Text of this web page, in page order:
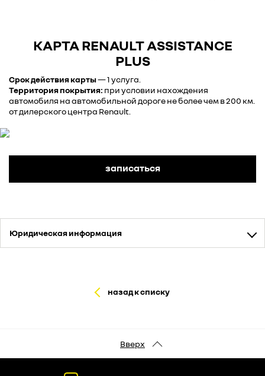
КАРТА RENAULT ASSISTANCE
PLUS
Срок действия карты— 1 услуга.
Территория покрытия: при условии нахождения
автомобиля на автомобильной дороге не более чем в 200 км.
от дилерского центра Renault.
записаться
Юридическая информация
назад к списку
Вверх